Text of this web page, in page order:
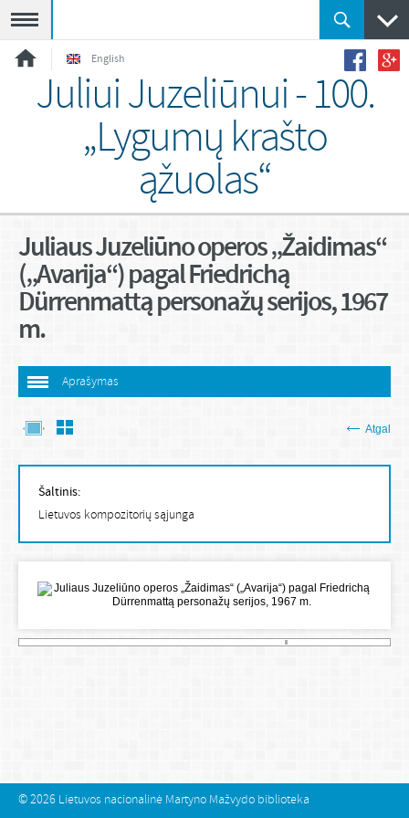
English
Juliui Juzeliūnui - 100.
„Lygumų krašto
ąžuolas“
Juliaus Juzeliūno operos „Žaidimas“
(„Avarija“) pagal Friedrichą
Dürrenmattą personažų serijos, 1967
m.
Aprašymas
Atgal
Šaltinis:
Lietuvos kompozitorių sąjunga
© 2026 Lietuvos nacionalinė Martyno Mažvydo biblioteka